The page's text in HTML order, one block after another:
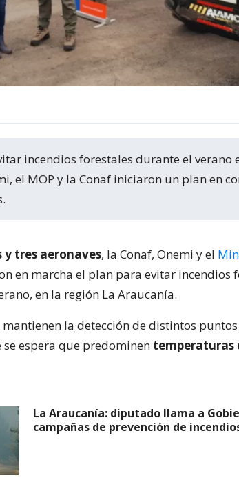
el MOP y la Conaf iniciaron un plan en
y tres aeronaves, la Conaf, Onemi y el
en marcha el plan para evitar incendios
en la región La Araucanía.
la detección de distintos
espera que predominen temperaturas
La Araucanía: diputado llama a
campañas de prevención de